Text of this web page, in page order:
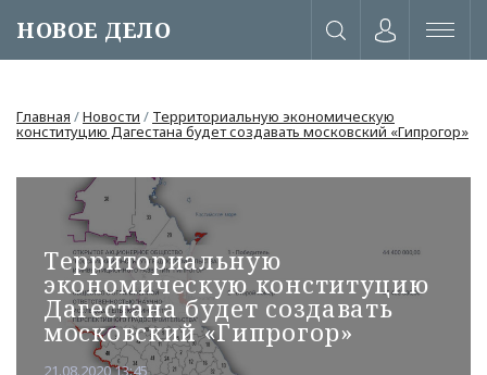
НОВОЕ ДЕЛО
Главная /Новости / Территориальную экономическую
конституцию Дагестана будет создавать московский «Гипрогор»
Территориальную
экономическую конституцию
Дагестана будет создавать
московский «Гипрогор»
21.08.2020 13:45